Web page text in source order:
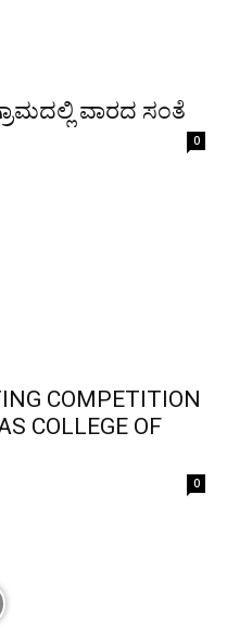
ವಾರದ ಸಂತೆ
0
COMPETITION
COLLEGE OF
0